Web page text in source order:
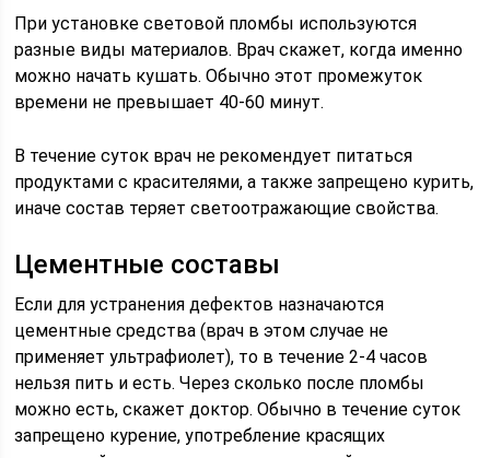
При установке световой пломбы используются
разные виды материалов. Врач скажет, когда именно
можно начать кушать. Обычно этот промежуток
времени не превышает 40-60 минут.
В течение суток врач не рекомендует питаться
продуктами с красителями, а также запрещено курить,
иначе состав теряет светоотражающие свойства.
Цементные составы
Если для устранения дефектов назначаются
цементные средства (врач в этом случае не
применяет ультрафиолет), то в течение 2-4 часов
нельзя пить и есть. Через сколько после пломбы
можно есть, скажет доктор. Обычно в течение суток
запрещено курение, употребление красящих